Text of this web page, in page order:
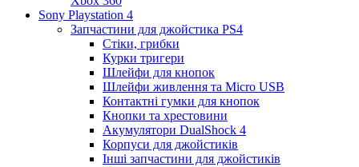
Sony Playstation 4
Запчастини для джойстика PS4
Стіки, грибки
Курки тригери
Шлейфи для кнопок
Шлейфи живлення та Micro USB
Контактні гумки для кнопок
Кнопки та хрестовини
Акумулятори DualShock 4
Корпуси для джойстиків
Інші запчастини для джойстиків